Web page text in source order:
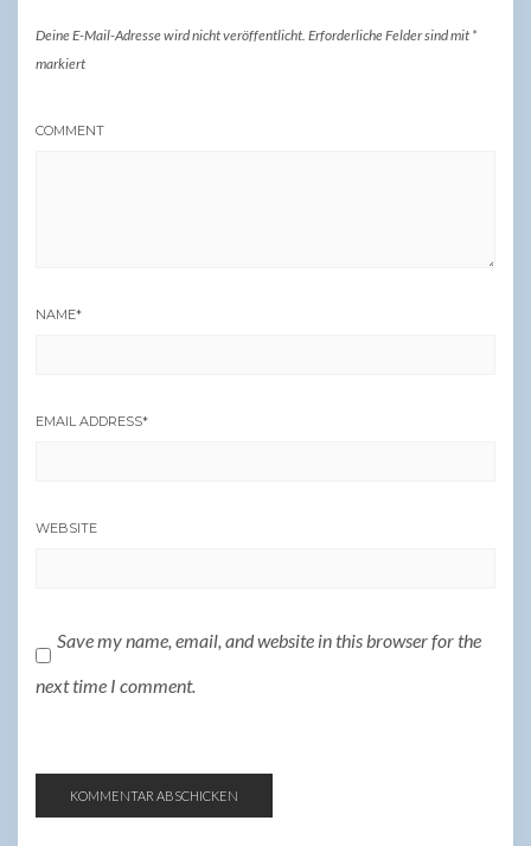
Deine E-Mail-Adresse wird nicht veröffentlicht. Erforderliche Felder sind mit *
markiert
COMMENT
NAME*
EMAIL ADDRESS*
WEBSITE
Save my name, email, and website in this browser for the
next time I comment.